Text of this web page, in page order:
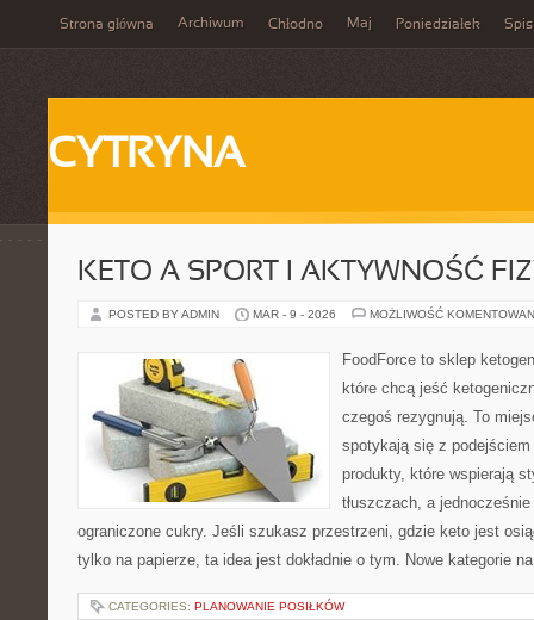
Strona główna Archiwum Chłodno Maj Poniedziałek Spis
CYTRYNA
KETO A SPORT I AKTYWNOŚĆ
POSTED BY ADMIN MAR - 9 - 2026 MOŻLIWOŚĆ
FoodForce to sklep
które chcą jeść
czegoś rezygnują. To
spotykają się z
produkty, które wspierają
tłuszczach, a
ograniczone cukry. Jeśli szukasz przestrzeni, gdzie keto jest
tylko na papierze, ta idea jest dokładnie o tym. Nowe kategorie
CATEGORIES: PLANOWANIE POSIŁKÓW